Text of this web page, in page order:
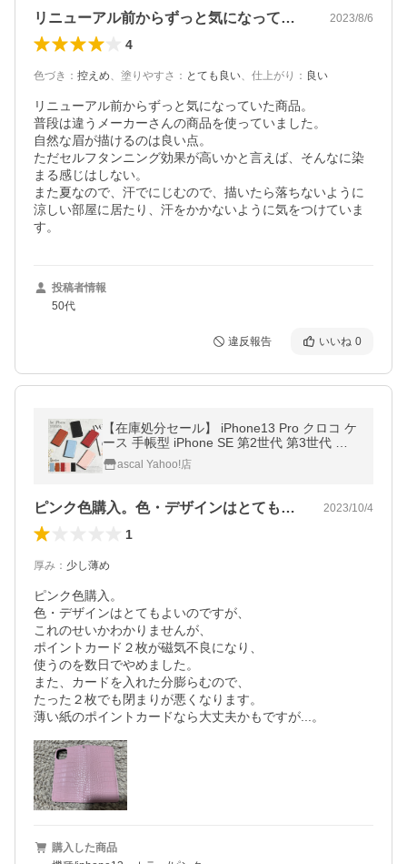
リニューアル前からずっと気になっていた… 2023/8/6
4
色づき ： 控えめ、 塗りやすさ ： とても良い、 仕上がり ： 良い
リニューアル前からずっと気になっていた商品。
普段は違うメーカーさんの商品を使っていました。
自然な眉が描けるのは良い点。
ただセルフタンニング効果が高いかと言えば、そんなに染
まる感じはしない。
また夏なので、汗でにじむので、描いたら落ちないように
涼しい部屋に居たり、汗をかかないように気をつけていま
す。
投稿者情報
50代
違反報告 いいね 0
【在庫処分セール】 iPhone13 Pro クロコ ケ
ース 手帳型 iPhone SE 第2世代 第3世代 ケ
ース 手帳 かわいい iPhone12 Pro スマホケ
ース iPhone 11 8 7 6 6s
ascal Yahoo!店
ピンク色購入。色・デザインはとてもよい… 2023/10/4
1
厚み ： 少し薄め
ピンク色購入。
色・デザインはとてもよいのですが、
これのせいかわかりませんが、
ポイントカード２枚が磁気不良になり、
使うのを数日でやめました。
また、カードを入れた分膨らむので、
たった２枚でも閉まりが悪くなります。
薄い紙のポイントカードなら大丈夫かもですが...。
購入した商品